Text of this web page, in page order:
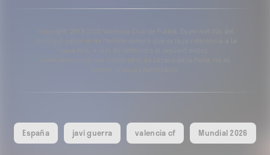
España javi guerra valencia cf Mundial 2026